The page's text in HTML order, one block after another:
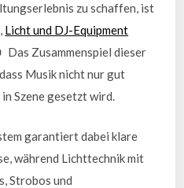
zu schaffen, ist
Licht und DJ-Equipment
Das Zusammenspiel dieser
Musik nicht nur gut
Szene gesetzt wird.
garantiert dabei klare
während Lichttechnik mit
Strobos und